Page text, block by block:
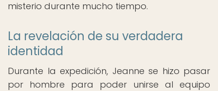
misterio durante mucho tiempo.
La revelación de su verdadera
identidad
Durante la expedición, Jeanne se hizo pasar
por hombre para poder unirse al equipo